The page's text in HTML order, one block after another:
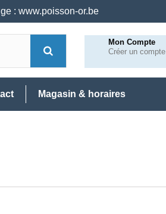
: www.poisson-or.be
Mon Compte
Créer un compte
Magasin & horaires